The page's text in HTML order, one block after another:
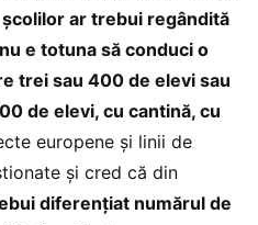
ar trebui regândită
e totuna să conduci o
trei sau 400 de elevi sau
de elevi, cu cantină, cu
europene și linii de
și cred că din
diferențiat numărul de